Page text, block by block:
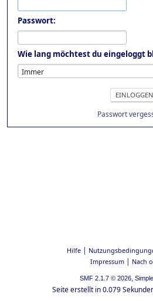
Passwort:
Wie lang möchtest du eingeloggt
Passwort
Hilfe|
Impressum| Nach
SMF 2.1.7 © 2026,
Seite erstellt in 0.079